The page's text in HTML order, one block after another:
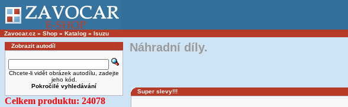
Zavocar.cz » Shop » Katalog » Isuzu
Zobrazit autodíl
Chcete-li vidět obrázek autodílu, zadejte
jeho kód.
Pokročilé vyhledávání
Celkem produktu: 24078
Náhradní díly.
Super slevy!!!